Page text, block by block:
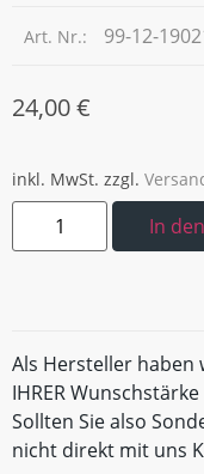
Art. Nr.: 99-12-
24,00€
inkl. MwSt. zzgl.
In
Als Hersteller haben
IHRER
Sollten Sie also
nicht direkt mit uns